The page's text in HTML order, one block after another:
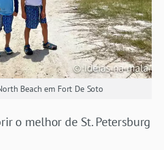
Beach em Fort De Soto
o melhor de St. Petersburg